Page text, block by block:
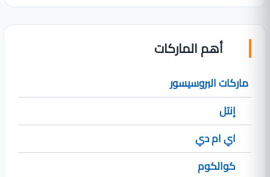
أهم الماركات
ماركات البروسيسور
إنتل
اي ام دي
كوالكوم